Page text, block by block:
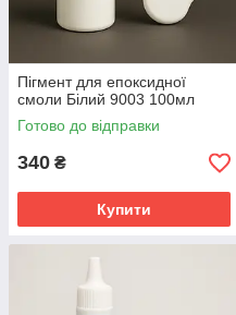
Пігмент для епоксидної
смоли Білий 9003 100мл
Готово до відправки
340 ₴
Купити